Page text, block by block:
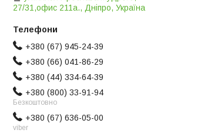
27/31,офис 211а., Дніпро, Україна
+380 (67) 945-24-39
+380 (66) 041-86-29
+380 (44) 334-64-39
+380 (800) 33-91-94
Безкоштовно
+380 (67) 636-05-00
viber